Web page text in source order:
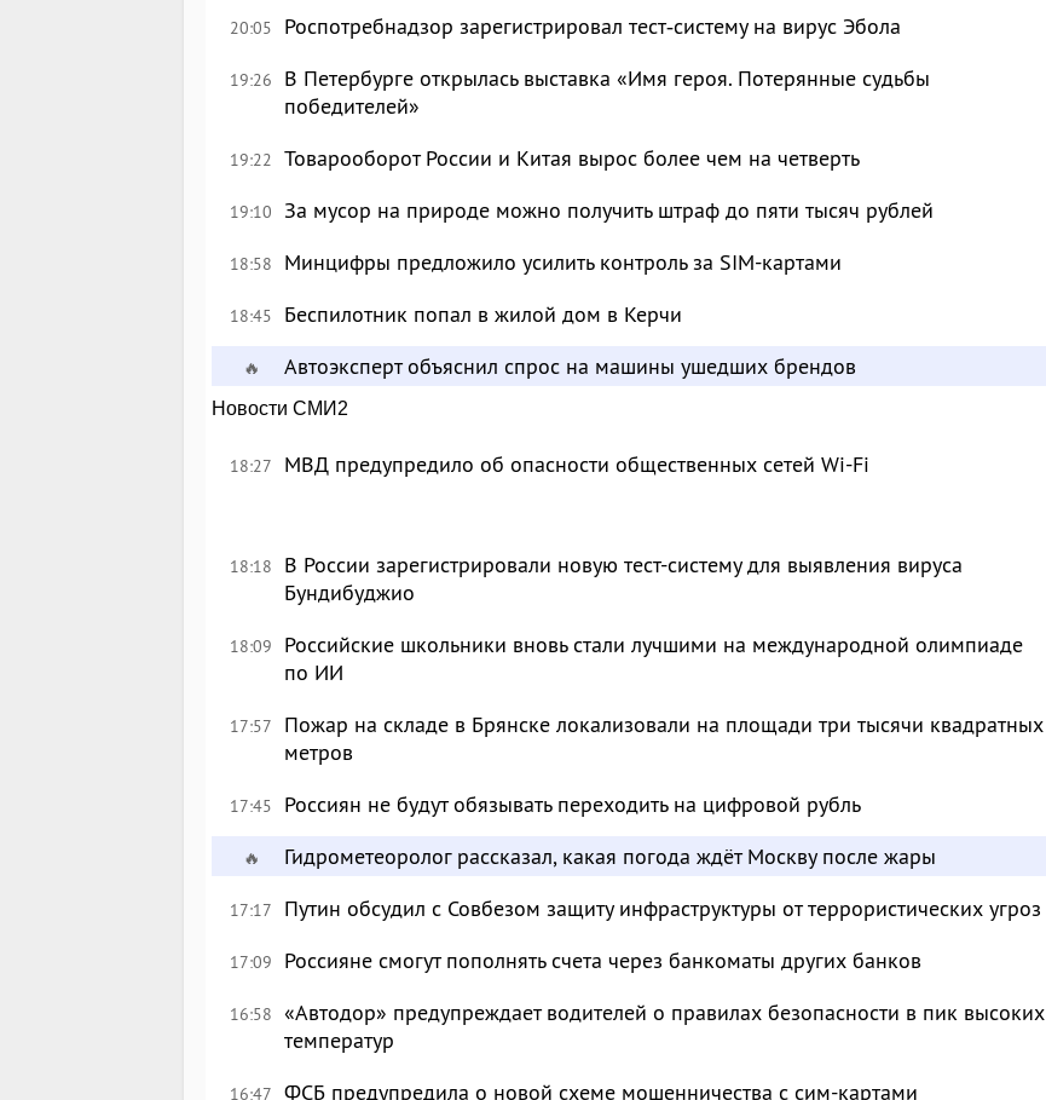
20:05 Роспотребнадзор зарегистрировал тест‑систему на вирус Эбола
19:26
В Петербурге открылась выставка «Имя героя. Потерянные судьбы
победителей»
19:22 Товарооборот России и Китая вырос более чем на четверть
19:10 За мусор на природе можно получить штраф до пяти тысяч рублей
18:58 Минцифры предложило усилить контроль за SIM-картами
18:45 Беспилотник попал в жилой дом в Керчи
🔥 Автоэксперт объяснил спрос на машины ушедших брендов
Новости СМИ2
18:27 МВД предупредило об опасности общественных сетей Wi-Fi
18:18
В России зарегистрировали новую тест-систему для выявления вируса
Бундибуджио
18:09
Российские школьники вновь стали лучшими на международной олимпиаде
по ИИ
17:57
Пожар на складе в Брянске локализовали на площади три тысячи квадратных
метров
17:45 Россиян не будут обязывать переходить на цифровой рубль
🔥 Гидрометеоролог рассказал, какая погода ждёт Москву после жары
17:17 Путин обсудил с Совбезом защиту инфраструктуры от террористических угроз
17:09 Россияне смогут пополнять счета через банкоматы других банков
16:58 «Автодор» предупреждает водителей о правилах безопасности в пик высоких
температур
16:47 ФСБ предупредила о новой схеме мошенничества с сим-картами